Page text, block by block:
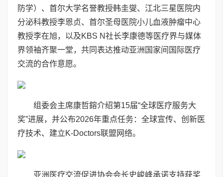
防学）、首尔大学名誉教授韩圭燮、江北三星医院内
分泌科教授李恩贞、首尔圣母医院小儿血液肿瘤中心
教授李在旭，以及KBS N社长李康德等医疗界与媒体
界领袖齐聚一堂，共同表达推动亚洲国家间国际医疗
交流的合作意愿。
组委会主席康哲鎔介绍第15届“全球医疗服务大
奖”进展，并公布2026年重点任务：全球宣传、创新医
疗技术、建立K-Doctors联盟网络。
亚洲医疗交流促进协会会长史峻峰承诺支持获奖